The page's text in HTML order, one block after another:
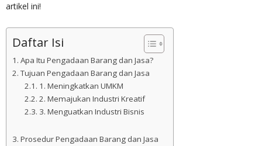
artikel ini!
Daftar Isi
Apa Itu Pengadaan Barang dan Jasa?
Tujuan Pengadaan Barang dan Jasa
1. Meningkatkan UMKM
2. Memajukan Industri Kreatif
3. Menguatkan Industri Bisnis
Prosedur Pengadaan Barang dan Jasa